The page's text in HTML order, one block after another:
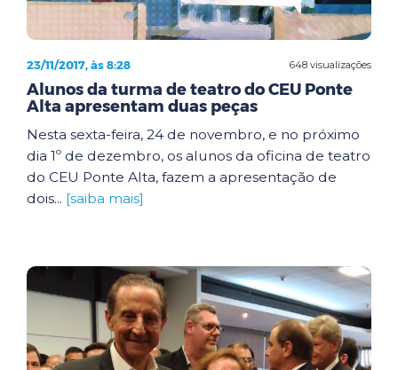
648 visualizações
23/11/2017, às 8:28
Alunos da turma de teatro do CEU Ponte
Alta apresentam duas peças
Nesta sexta-feira, 24 de novembro, e no próximo
dia 1º de dezembro, os alunos da oficina de teatro
do CEU Ponte Alta, fazem a apresentação de
dois... [saiba mais]